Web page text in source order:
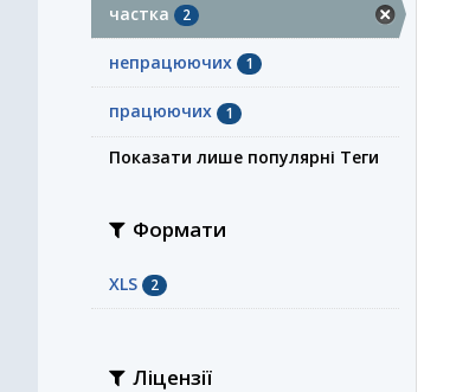
частка 2
непрацюючих 1
працюючих 1
Показати лише популярні Теги
Формати
XLS 2
Ліцензії